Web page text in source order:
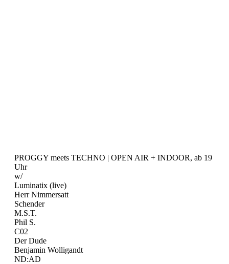
PROGGY meets TECHNO | OPEN AIR + INDOOR, ab 19
Uhr
w/
Luminatix (live)
Herr Nimmersatt
Schender
M.S.T.
Phil S.
C02
Der Dude
Benjamin Wolligandt
ND:AD